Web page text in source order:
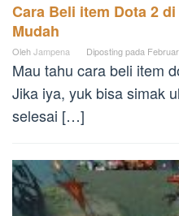
Cara Beli item Dota 2
Mudah
OlehJampena Diposting pada
Mau tahu cara beli item
Jika iya, yuk bisa simak
selesai […]